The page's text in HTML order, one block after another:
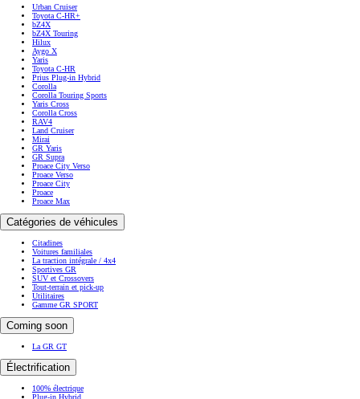
Urban Cruiser
Toyota C-HR+
bZ4X
bZ4X Touring
Hilux
Aygo X
Yaris
Toyota C-HR
Prius Plug-in Hybrid
Corolla
Corolla Touring Sports
Yaris Cross
Corolla Cross
RAV4
Land Cruiser
Mirai
GR Yaris
GR Supra
Proace City Verso
Proace Verso
Proace City
Proace
Proace Max
Catégories de véhicules
Citadines
Voitures familiales
La traction intégrale / 4x4
Sportives GR
SUV et Crossovers
Tout-terrain et pick-up
Utilitaires
Gamme GR SPORT
Coming soon
La GR GT
Électrification
100% électrique